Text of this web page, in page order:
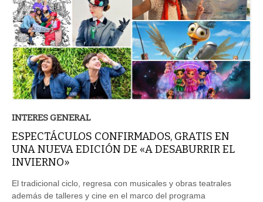
INTERES GENERAL
ESPECTÁCULOS CONFIRMADOS, GRATIS EN
UNA NUEVA EDICIÓN DE «A DESABURRIR EL
INVIERNO»
El tradicional ciclo, regresa con musicales y obras teatrales
además de talleres y cine en el marco del programa